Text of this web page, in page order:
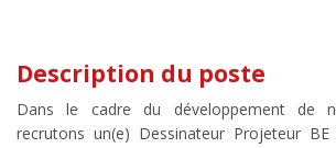
Description du poste
Dans le cadre du développement de
recrutons un(e) Dessinateur Projeteur